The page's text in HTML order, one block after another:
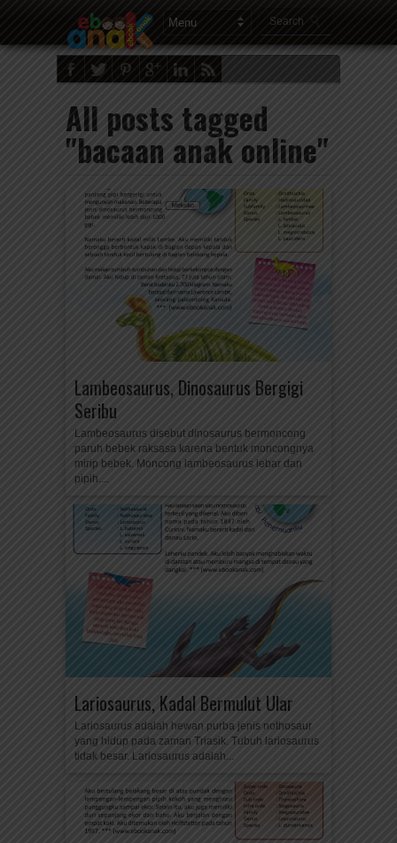
All posts tagged
"bacaan anak online"
Lambeosaurus, Dinosaurus Bergigi
Seribu
Lambeosaurus disebut dinosaurus bermoncong
paruh bebek raksasa karena bentuk moncongnya
mirip bebek. Moncong lambeosaurus lebar dan
pipih....
Lariosaurus, Kadal Bermulut Ular
Lariosaurus adalah hewan purba jenis nothosaur
yang hidup pada zaman Triasik. Tubuh lariosaurus
tidak besar. Lariosaurus adalah...